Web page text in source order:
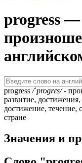
progress —
progress /ˈproɡrɛs/-
развитие,
достижение, течение,
стране
Значения и